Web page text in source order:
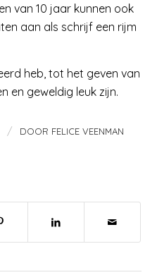
van 10 jaar kunnen ook
aan als schrijf een rijm
heb, tot het geven van
en geweldig leuk zijn.
/ DOOR FELICE VEENMAN